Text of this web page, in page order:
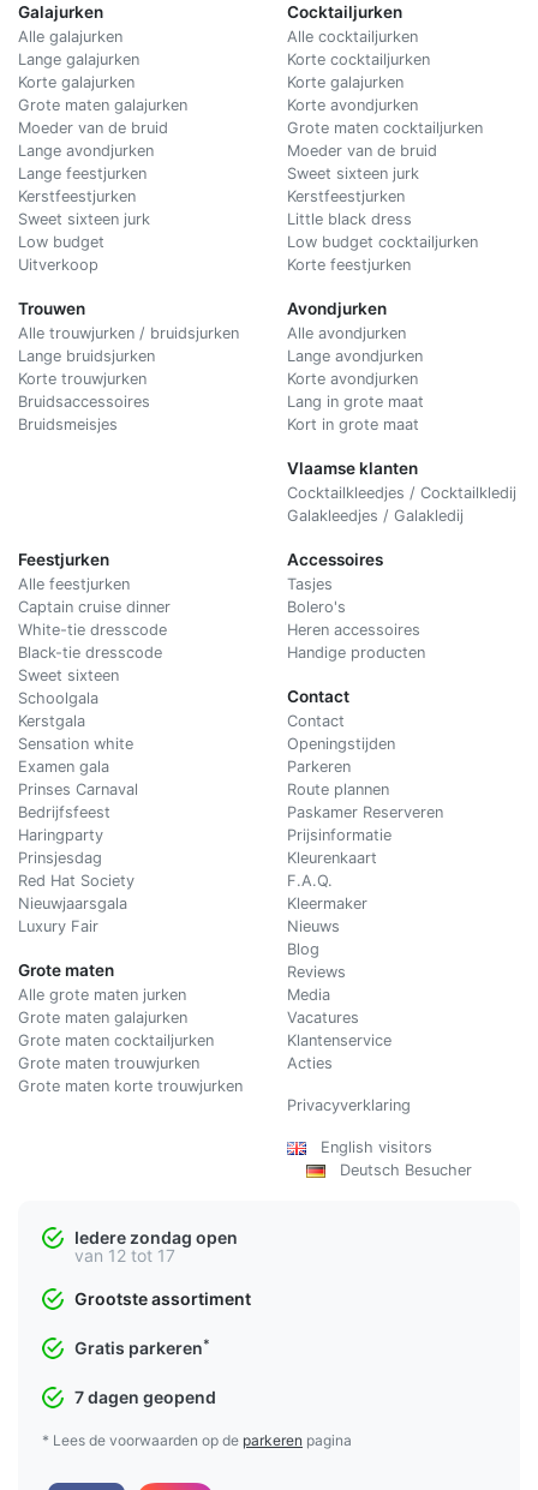
Galajurken
Alle galajurken
Lange galajurken
Korte galajurken
Grote maten galajurken
Moeder van de bruid
Lange avondjurken
Lange feestjurken
Kerstfeestjurken
Sweet sixteen jurk
Low budget
Uitverkoop
Trouwen
Alle trouwjurken / bruidsjurken
Lange bruidsjurken
Korte trouwjurken
Bruidsaccessoires
Bruidsmeisjes
Cocktailjurken
Alle cocktailjurken
Korte cocktailjurken
Korte galajurken
Korte avondjurken
Grote maten cocktailjurken
Moeder van de bruid
Sweet sixteen jurk
Kerstfeestjurken
Little black dress
Low budget cocktailjurken
Korte feestjurken
Avondjurken
Alle avondjurken
Lange avondjurken
Korte avondjurken
Lang in grote maat
Kort in grote maat
Vlaamse klanten
Cocktailkleedjes / Cocktailkledij
Galakleedjes / Galakledij
Feestjurken
Alle feestjurken
Captain cruise dinner
White-tie dresscode
Black-tie dresscode
Sweet sixteen
Schoolgala
Kerstgala
Sensation white
Examen gala
Prinses Carnaval
Bedrijfsfeest
Haringparty
Prinsjesdag
Red Hat Society
Nieuwjaarsgala
Luxury Fair
Grote maten
Alle grote maten jurken
Grote maten galajurken
Grote maten cocktailjurken
Grote maten trouwjurken
Grote maten korte trouwjurken
Accessoires
Tasjes
Bolero's
Heren accessoires
Handige producten
Contact
Contact
Openingstijden
Parkeren
Route plannen
Paskamer Reserveren
Prijsinformatie
Kleurenkaart
F.A.Q.
Kleermaker
Nieuws
Blog
Reviews
Media
Vacatures
Klantenservice
Acties
Privacyverklaring
English visitors
Deutsch Besucher
Iedere zondag open
van 12 tot 17
Grootste assortiment
Gratis parkeren*
7 dagen geopend
* Lees de voorwaarden op de parkeren pagina